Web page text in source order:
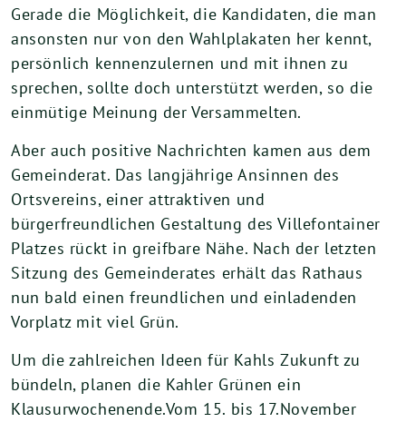
Gerade die Möglichkeit, die Kandidaten, die man
ansonsten nur von den Wahlplakaten her kennt,
persönlich kennenzulernen und mit ihnen zu
sprechen, sollte doch unterstützt werden, so die
einmütige Meinung der Versammelten.
Aber auch positive Nachrichten kamen aus dem
Gemeinderat. Das langjährige Ansinnen des
Ortsvereins, einer attraktiven und
bürgerfreundlichen Gestaltung des Villefontainer
Platzes rückt in greifbare Nähe. Nach der letzten
Sitzung des Gemeinderates erhält das Rathaus
nun bald einen freundlichen und einladenden
Vorplatz mit viel Grün.
Um die zahlreichen Ideen für Kahls Zukunft zu
bündeln, planen die Kahler Grünen ein
Klausurwochenende.Vom 15. bis 17.November